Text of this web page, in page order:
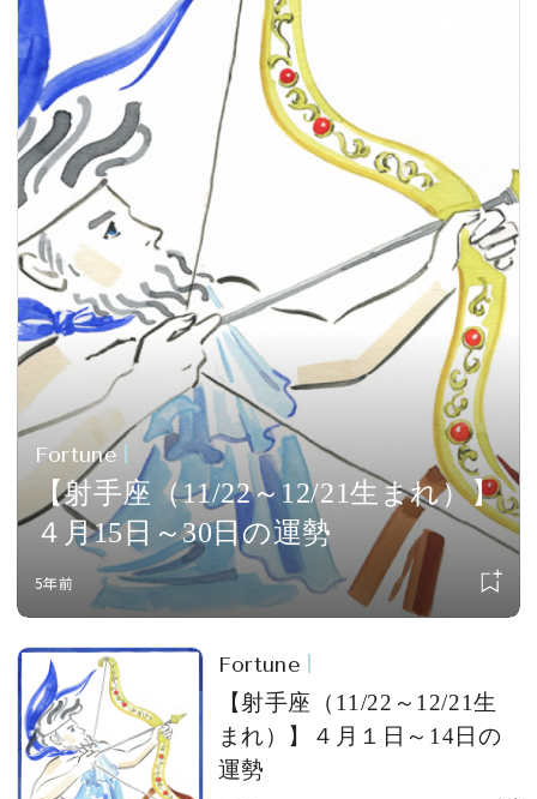
Fortune
【射手座（11/22～12/21生まれ）】
４月15日～30日の運勢
5年前
Fortune
【射手座（11/22～12/21生
まれ）】４月１日～14日の
運勢